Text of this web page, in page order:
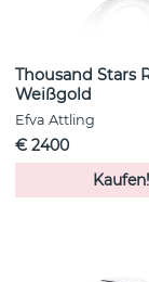
Thousand Stars
Weißgold
Efva Attling
€ 2400
Kaufen!